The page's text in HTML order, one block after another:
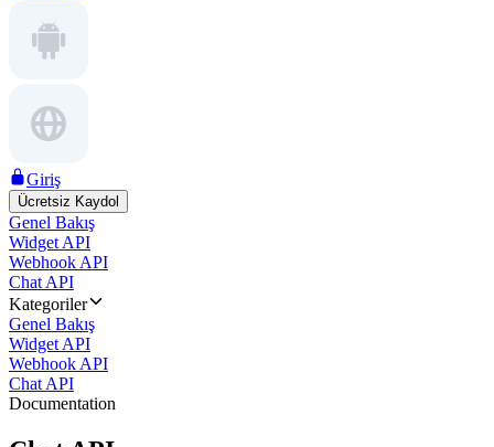
Giriş
Ücretsiz Kaydol
Genel Bakış
Widget API
Webhook API
Chat API
Kategoriler
Genel Bakış
Widget API
Webhook API
Chat API
Documentation